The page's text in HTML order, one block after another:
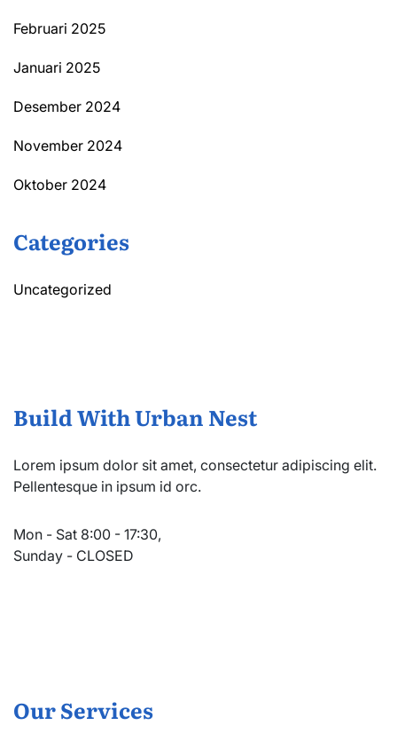
Februari 2025
Januari 2025
Desember 2024
November 2024
Oktober 2024
Categories
Uncategorized
Build With Urban Nest
Lorem ipsum dolor sit amet, consectetur adipiscing elit.
Pellentesque in ipsum id orc.
Mon - Sat 8:00 - 17:30,
Sunday - CLOSED
Our Services